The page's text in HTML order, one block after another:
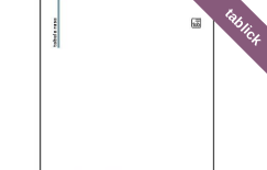
tablick